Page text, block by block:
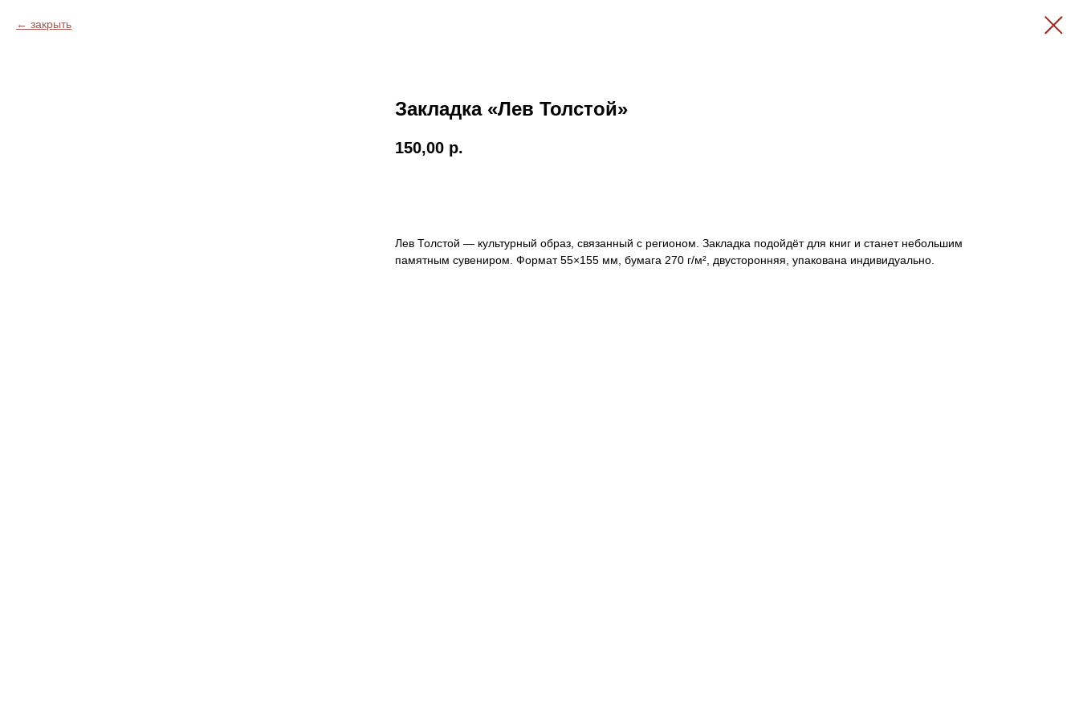
закрыть
Закладка «Лев Толстой»
150,00 р.
Лев Толстой — культурный образ, связанный с регионом. Закладка подойдёт для книг и станет небольшим
памятным сувениром. Формат 55×155 мм, бумага 270 г/м², двусторонняя, упакована индивидуально.